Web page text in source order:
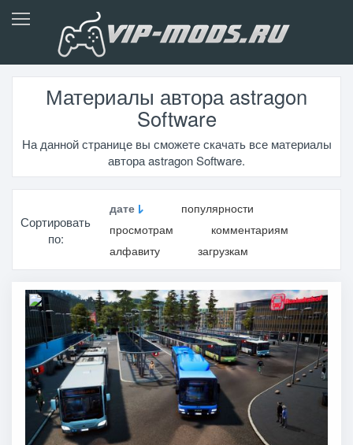
Материалы автора astragon
Software
На данной странице вы сможете скачать все материалы
автора astragon Software.
Сортировать
по:
дате
популярности
просмотрам
комментариям
алфавиту
загрузкам